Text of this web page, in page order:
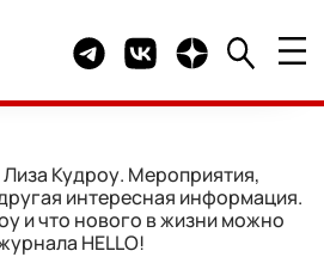
Telegram канал HELLO
Группа HELLO
Канал HELLO в
Кудроу. Мероприятия,
интересная информация.
и что нового в жизни можно
HELLO!